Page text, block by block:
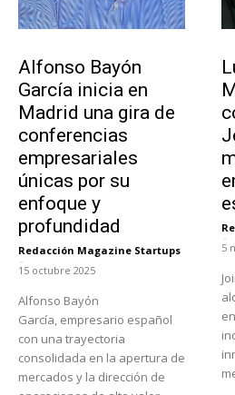
Alfonso Bayón
García inicia en
Madrid una gira de
conferencias
empresariales
únicas por su
enfoque y
profundidad
Redacción Magazine Startups
-
15 octubre 2025
Alfonso Bayón
García, empresario español
con una trayectoria
consolidada en la apertura de
mercados y la dirección de
-
5